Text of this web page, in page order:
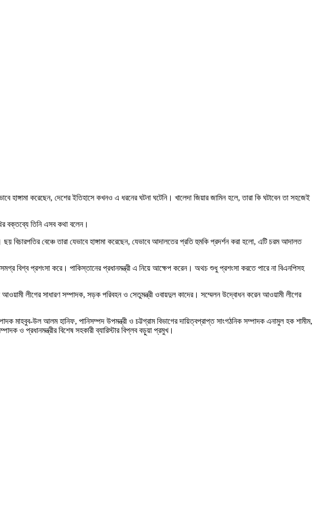
হাঙ্গামা করেছেন, দেশের ইতিহাসে কখনও এ ধরনের ঘটনা ঘটেনি। খালেদা জিয়ার জামিন হলে, তারা কি ঘটাবেন তা সহজেই
বক্তব্যে তিনি এসব কথা বলেন।
বিচারপতির বেঞ্চে তারা যেভাবে হাঙ্গামা করেছেন, যেভাবে আদালতের প্রতি হুমকি প্রদর্শন করা হলো, এটি চরম আদালত
সমগ্র বিশ্ব প্রশংসা করে। পাকিস্তানের প্রধানমন্ত্রী এ নিয়ে আক্ষেপ করেন। অথচ শুধু প্রশংসা করতে পারে না বিএনপিসহ
লীগের সাধারণ সম্পাদক, সড়ক পরিবহন ও সেতুমন্ত্রী ওবায়দুল কাদের। সম্মেলন উদ্বোধন করেন আওয়ামী লীগের
মাহবুব-উল আলম হানিফ, পানিসম্পদ উপমন্ত্রী ও চট্টগ্রাম বিভাগের দায়িত্বপ্রাপ্ত সাংগঠনিক সম্পাদক এনামুল হক শামীম,
ও প্রধানমন্ত্রীর বিশেষ সহকারী ব্যারিস্টার বিপ্লব বড়ুয়া প্রমুখ।